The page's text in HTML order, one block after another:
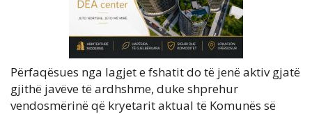
Përfaqësues nga lagjet e fshatit do të jenë aktiv gjatë
gjithë javëve të ardhshme, duke shprehur
vendosmërinë që kryetarit aktual të Komunës së